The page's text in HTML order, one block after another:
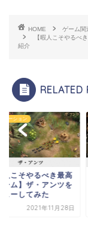
HOME ゲーム関
【暇人こそやるべ
紹介
RELATED
レーション
人こそやるべき最高
ーム】ザ・アンツを
ューしてみた
2021年11月28日